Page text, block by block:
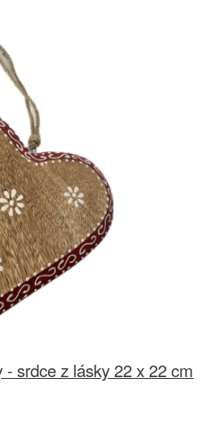
srdce z lásky 22 x 22 cm